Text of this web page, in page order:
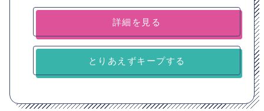
詳細を見る
とりあえずキープする